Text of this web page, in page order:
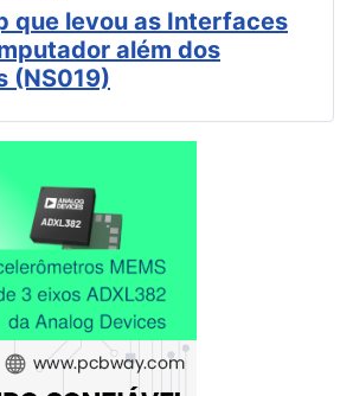
que levou as Interfaces
além dos
(NS019)